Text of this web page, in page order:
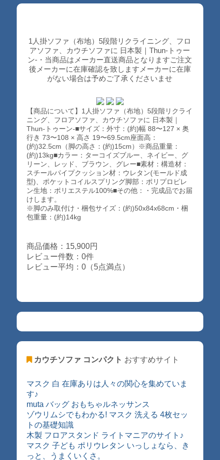
1人掛ソファ（布地）5段階リクライニング、フロ
アソファ、カウチソファに 日本製｜Thun-トゥー
ン-・当商品はメーカー直送商品となりますご注文
後メーカーに在庫確認を致しますメーカーに在庫
がない場合は予めご了承くださいませ
【商品について】1人掛ソファ（布地）5段階リクライ
ニング、フロアソファ、カウチソファに 日本製｜
Thun-トゥーン-■サイズ：外寸：(約)幅 88〜127 × 奥
行き 73〜108 × 高さ 19〜69.5cm座面高：
(約)32.5cm（脚の高さ：(約)15cm）※商品重量：
(約)13kg■カラー：ターコイズブルー、ネイビー、グ
リーン、レッド、ブラウン、グレー■素材：構造材：
スチールパイプクッション材：ウレタン(モールド成
型)、ポケットコイルスプリング脚部：ポリプロピレ
ン生地：ポリエステル100%■その他：・完成品でお届
けします。
※脚のみ取付け・梱包サイズ：(約)50x84x68cm・梱
包重量：(約)14kg
商品価格：15,900円
レビュー件数：0件
レビュー平均：0（5点満点）
カウチソファ コンパクト おすすめサイト
マスク 白 在庫ありは人々の関心を集めていま
す♪
muta バッグ おもちゃルネッサンス
ゾウリムシでもわかる! マスク 洗える 4枚セッ
トの基礎知識
木製 フロアスタンド ライトマニアのサイト♪
マスク 子ども ポリウレタン いっしょなら、き
っと、うまくいくさ。